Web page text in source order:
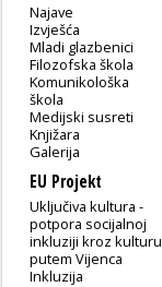
Najave
Izvješća
Mladi glazbenici
Filozofska škola
Komunikološka
škola
Medijski susreti
Knjižara
Galerija
EU Projekt
Uključiva kultura -
potpora socijalnoj
inkluziji kroz kulturu
putem Vijenca
Inkluzija